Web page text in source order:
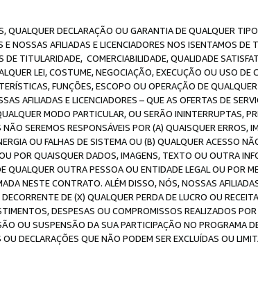
DECLARAÇÃO OU GARANTIA DE QUALQUER
NOSSAS AFILIADAS E LICENCIADORES NOS ISENTAMOS
TITULARIDADE, COMERCIABILIDADE, QUALIDADE
LEI, COSTUME, NEGOCIAÇÃO, EXECUÇÃO OU USO DE
FUNÇÕES, ESCOPO OU OPERAÇÃO DE
AFILIADAS E LICENCIADORES – QUE AS OFERTAS DE
MODO PARTICULAR, OU SERÃO ININTERRUPTAS,
SEREMOS RESPONSÁVEIS POR (A) QUAISQUER ERROS,
OU FALHAS DE SISTEMA OU (B) QUALQUER ACESSO
POR QUAISQUER DADOS, IMAGENS, TEXTO OU OUTRA
OUTRA PESSOA OU ENTIDADE LEGAL OU POR
NESTE CONTRATO. ALÉM DISSO, NÓS, NOSSAS
DE (X) QUALQUER PERDA DE LUCRO OU
DESPESAS OU COMPROMISSOS REALIZADOS
OU SUSPENSÃO DA SUA PARTICIPAÇÃO NO PROGRAMA
DECLARAÇÕES QUE NÃO PODEM SER EXCLUÍDAS OU